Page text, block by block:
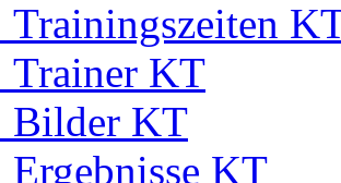
Trainingszeiten
Trainer KT
Bilder KT
Ergebnisse KT